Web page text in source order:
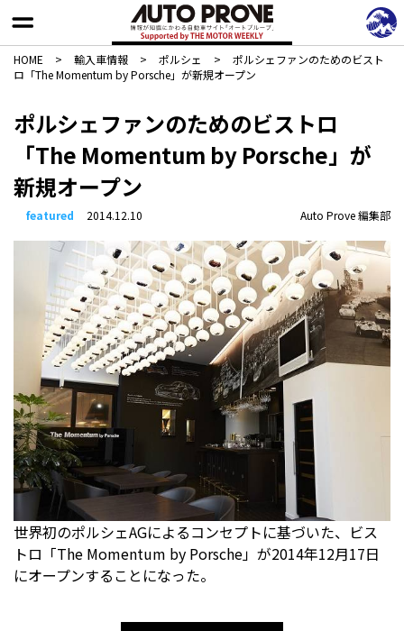
HOME > 輸入車情報 > ポルシェ >
ポルシェファンのためのビスト
ロ「The Momentum by Porsche」が新規オープン
ポルシェファンのためのビストロ
「The Momentum by Porsche」が
新規オープン
featured 2014.12.10 Auto Prove 編集部
世界初のポルシェAGによるコンセプトに基づいた、ビス
トロ「The Momentum by Porsche」が2014年12月17日
にオープンすることになった。